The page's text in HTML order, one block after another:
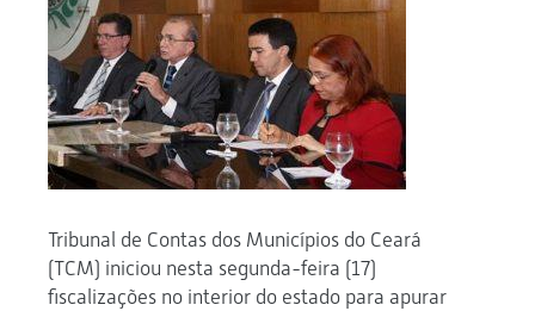
Tribunal de Contas dos Municípios do Ceará
(TCM) iniciou nesta segunda-feira (17)
fiscalizações no interior do estado para apurar